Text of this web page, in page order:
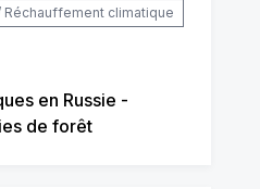
Réchauffement climatique
en Russie -
de forêt